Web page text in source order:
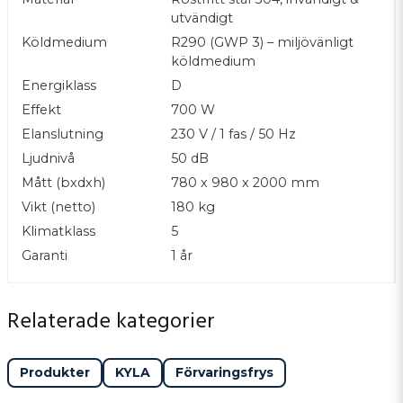
utvändigt
Köldmedium
R290 (GWP 3) – miljövänligt
köldmedium
Energiklass
D
Effekt
700 W
Elanslutning
230 V / 1 fas / 50 Hz
Ljudnivå
50 dB
Mått (bxdxh)
780 x 980 x 2000 mm
Vikt (netto)
180 kg
Klimatklass
5
Garanti
1 år
Relaterade kategorier
Produkter KYLA Förvaringsfrys